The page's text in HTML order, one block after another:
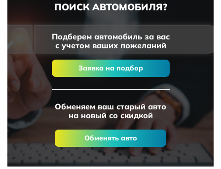
ПОИСК АВТОМОБИЛЯ?
Подберем автомобиль за вас
с учетом ваших пожеланий
Заявка на подбор
Обменяем ваш старый авто
на новый со скидкой
Обменять авто